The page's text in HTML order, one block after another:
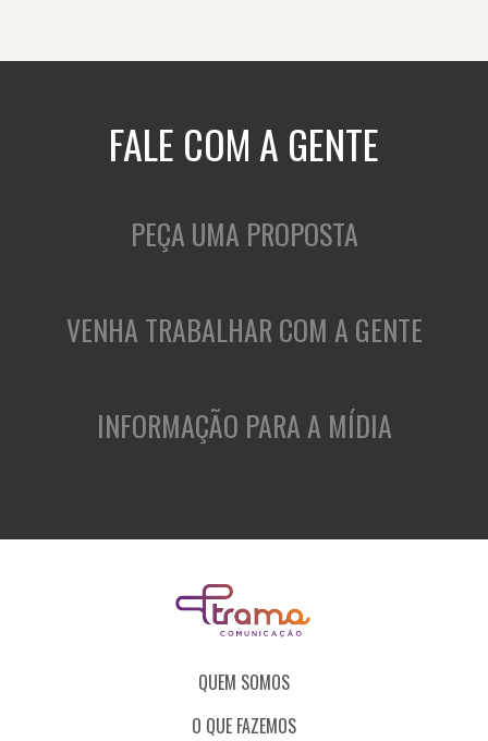
FALE COM A GENTE
PEÇA UMA PROPOSTA
VENHA TRABALHAR COM A GENTE
INFORMAÇÃO PARA A MÍDIA
QUEM SOMOS
O QUE FAZEMOS